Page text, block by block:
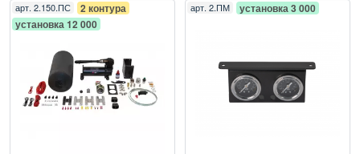
арт. 2.150.ПС
2 контура
установка 12 000
арт. 2.ПМ установка 3 000